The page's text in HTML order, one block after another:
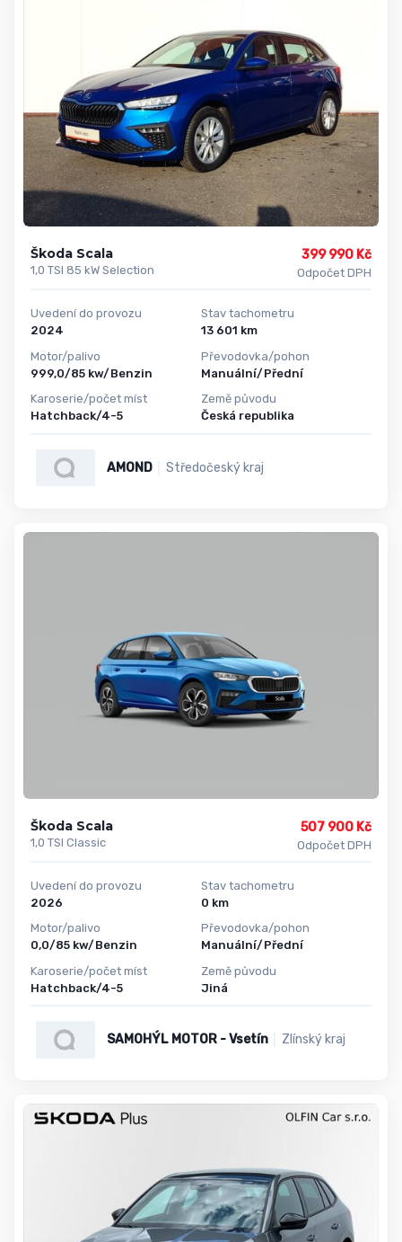
Škoda Scala
1,0 TSI 85 kW Selection
399 990 Kč
Odpočet DPH
Uvedení do provozu
2024
Motor/palivo
999,0/85 kw/Benzin
Karoserie/počet míst
Hatchback/4-5
Stav tachometru
13 601 km
Převodovka/pohon
Manuální/Přední
Země původu
Česká republika
AMOND Středočeský kraj
Škoda Scala
1,0 TSI Classic
507 900 Kč
Odpočet DPH
Uvedení do provozu
2026
Motor/palivo
0,0/85 kw/Benzin
Karoserie/počet míst
Hatchback/4-5
Stav tachometru
0 km
Převodovka/pohon
Manuální/Přední
Země původu
Jiná
SAMOHÝL MOTOR - Vsetín Zlínský kraj